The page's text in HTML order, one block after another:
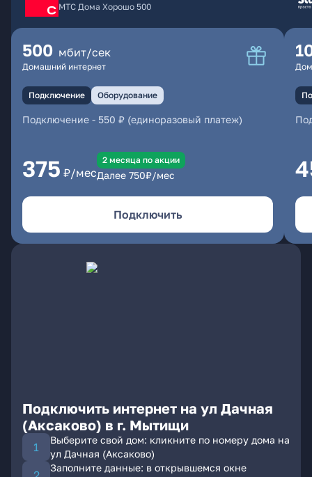
МТС Дома Хорошо 500
500 мбит/сек
Домашний интернет
Подключение Оборудование
Подключение - 550 ₽ (единоразовый платеж)
375 ₽/мес
2 месяцa по акции
Далее 750₽/мес
Подключить
Подключить интернет на ул Дачная
(Аксаково) в г. Мытищи
Выберите свой дом: кликните по номеру дома на
ул Дачная (Аксаково)
Заполните данные: в открывшемся окне